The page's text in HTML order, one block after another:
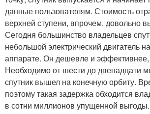
данные пользователям. Стоимость
верхней ступени, впрочем, довольно
Сегодня большинство владельцев
небольшой электрический двигатель
аппарате. Он дешевле и
Необходимо от шести до двенадцати
спутник вышел на конечную орбиту.
поэтому такая задержка обходится
в сотни миллионов упущенной выгоды.